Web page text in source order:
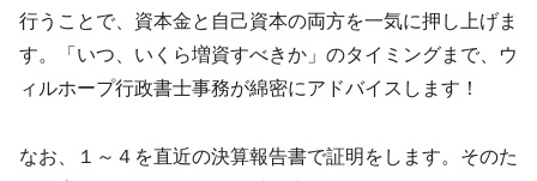
行うことで、資本金と自己資本の両方を一気に押し上げま
す。「いつ、いくら増資すべきか」のタイミングまで、ウ
ィルホープ行政書士事務が綿密にアドバイスします！
なお、１～４を直近の決算報告書で証明をします。そのた